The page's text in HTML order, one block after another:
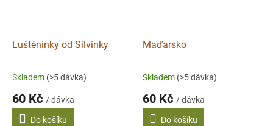
Luštěninky od Silvinky
Skladem (>5 dávka)
60 Kč / dávka
Do košíku
Maďarsko
Skladem (>5 dávka)
60 Kč / dávka
Do košíku